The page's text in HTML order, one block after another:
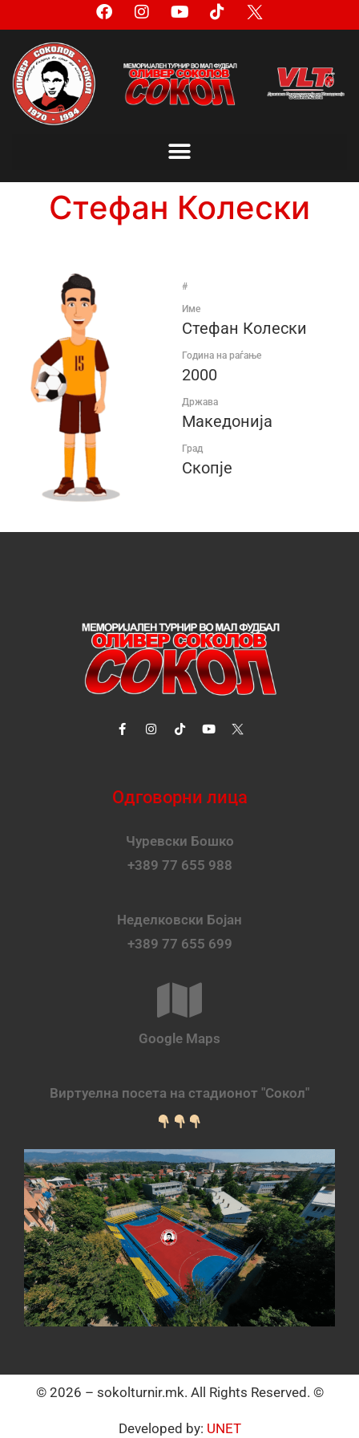
Стефан Колески
#
Име
Стефан Колески
Година на раѓање
2000
Држава
Македонија
Град
Скопје
Одговорни лица
Чуревски Бошко
+389 77 655 988
Неделковски Бојан
+389 77 655 699
Google Maps
Виртуелна посета на стадионот "Сокол"
© 2026 – sokolturnir.mk. All Rights Reserved. ©
Developed by: UNET